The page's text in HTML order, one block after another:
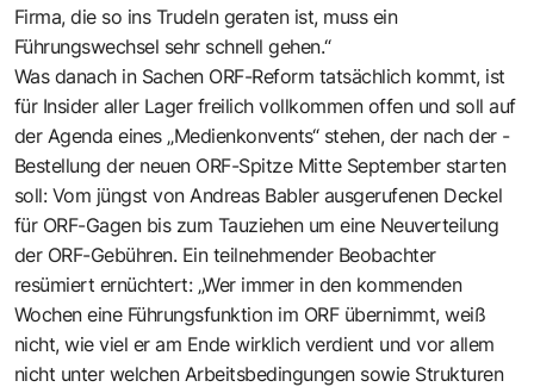
Firma, die so ins Trudeln geraten ist, muss ein
Führungswechsel sehr schnell gehen.“
Was danach in Sachen ORF-Reform tatsächlich kommt, ist
für Insider aller Lager freilich vollkommen offen und soll auf
der Agenda eines „Medienkonvents“ stehen, der nach der -
Bestellung der neuen ORF-Spitze Mitte September starten
soll: Vom jüngst von Andreas Babler ausgerufenen Deckel
für ORF-Gagen bis zum Tauziehen um eine Neuverteilung
der ORF-Gebühren. Ein teilnehmender Beobachter
resümiert ernüchtert: „Wer immer in den kommenden
Wochen eine Führungsfunktion im ORF übernimmt, weiß
nicht, wie viel er am Ende wirklich verdient und vor allem
nicht unter welchen Arbeitsbedingungen sowie Strukturen